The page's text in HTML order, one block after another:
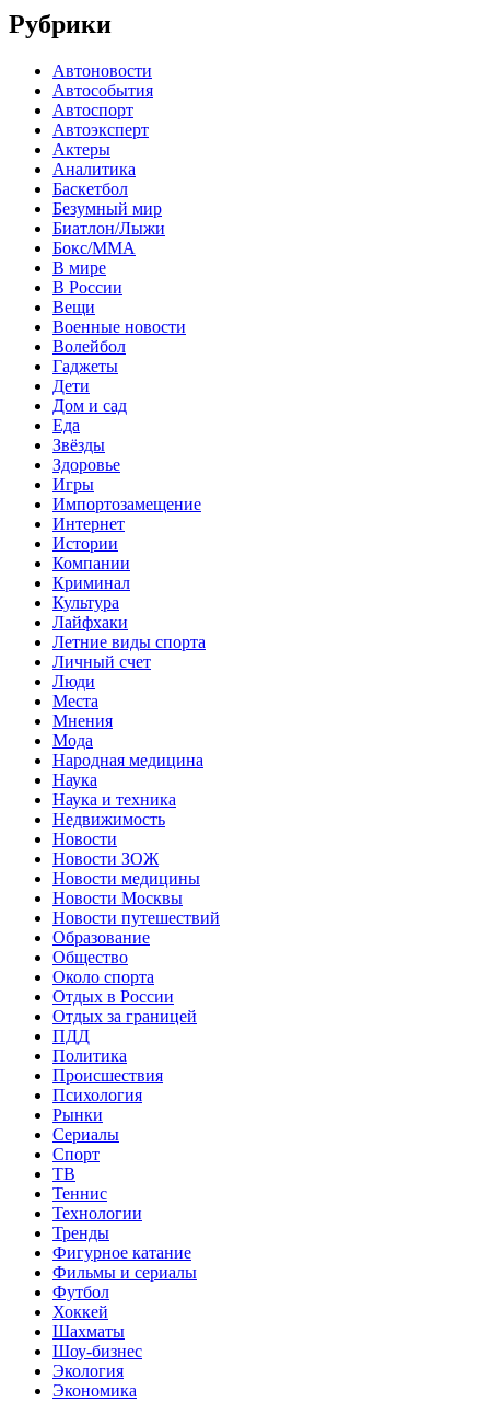
Рубрики
Автоновости
Автособытия
Автоспорт
Автоэксперт
Актеры
Аналитика
Баскетбол
Безумный мир
Биатлон/Лыжи
Бокс/MMA
В мире
В России
Вещи
Военные новости
Волейбол
Гаджеты
Дети
Дом и сад
Еда
Звёзды
Здоровье
Игры
Импортозамещение
Интернет
Истории
Компании
Криминал
Культура
Лайфхаки
Летние виды спорта
Личный счет
Люди
Места
Мнения
Мода
Народная медицина
Наука
Наука и техника
Недвижимость
Новости
Новости ЗОЖ
Новости медицины
Новости Москвы
Новости путешествий
Образование
Общество
Около спорта
Отдых в России
Отдых за границей
ПДД
Политика
Происшествия
Психология
Рынки
Сериалы
Спорт
ТВ
Теннис
Технологии
Тренды
Фигурное катание
Фильмы и сериалы
Футбол
Хоккей
Шахматы
Шоу-бизнес
Экология
Экономика